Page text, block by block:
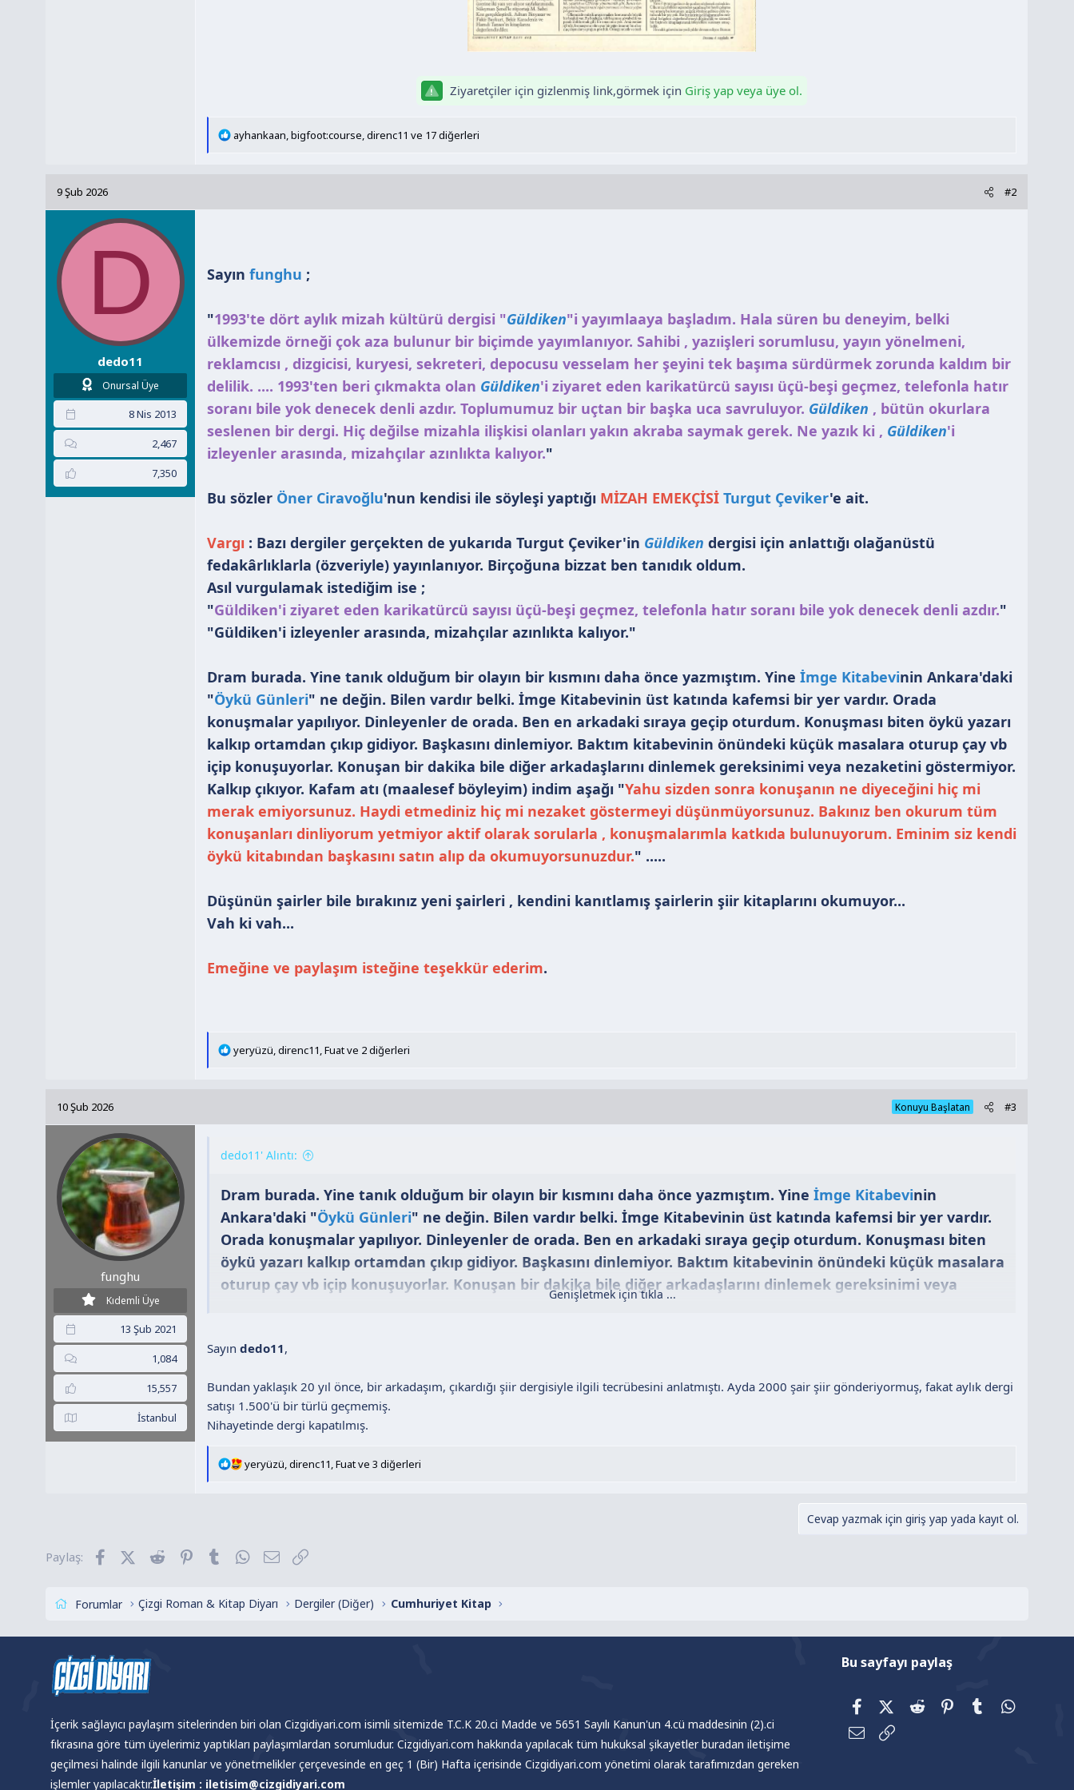
Ziyaretçiler için gizlenmiş link,görmek için Giriş yap veya üye ol.
T
l
ayhankaan,bigfoot:course,direnc11 ve 17 diğerleri
9 Şub 2026 #2
D
dedo11
Onursal Üye
8 Nis 2013
2,467
7,350
Sayınfunghu ;
"1993'te dört aylık mizah kültürü dergisi "Güldiken"i yayımlaaya başladım. Hala süren bu deneyim, belki
ülkemizde örneği çok aza bulunur bir biçimde yayımlanıyor. Sahibi , yazıişleri sorumlusu, yayın yönelmeni,
reklamcısı , dizgicisi, kuryesi, sekreteri, depocusu vesselam her şeyini tek başıma sürdürmek zorunda kaldım bir
delilik. .... 1993'ten beri çıkmakta olan Güldiken'i ziyaret eden karikatürcü sayısı üçü-beşi geçmez, telefonla hatır
soranı bile yok denecek denli azdır. Toplumumuz bir uçtan bir başka uca savruluyor. Güldiken , bütün okurlara
seslenen bir dergi. Hiç değilse mizahla ilişkisi olanları yakın akraba saymak gerek. Ne yazık ki , Güldiken'i
izleyenler arasında, mizahçılar azınlıkta kalıyor."
Bu sözler Öner Ciravoğlu'nun kendisi ile söyleşi yaptığı MİZAH EMEKÇİSİ Turgut Çeviker'e ait.
Vargı : Bazı dergiler gerçekten de yukarıda Turgut Çeviker'in Güldiken dergisi için anlattığı olağanüstü
fedakârlıklarla (özveriyle) yayınlanıyor. Birçoğuna bizzat ben tanıdık oldum.
Asıl vurgulamak istediğim ise ;
"Güldiken'i ziyaret eden karikatürcü sayısı üçü-beşi geçmez, telefonla hatır soranı bile yok denecek denli azdır."
"Güldiken'i izleyenler arasında, mizahçılar azınlıkta kalıyor."
Dram burada. Yine tanık olduğum bir olayın bir kısmını daha önce yazmıştım. Yineİmge Kitabevinin Ankara'daki
"Öykü Günleri" ne değin. Bilen vardır belki. İmge Kitabevinin üst katında kafemsi bir yer vardır. Orada
konuşmalar yapılıyor. Dinleyenler de orada. Ben en arkadaki sıraya geçip oturdum. Konuşması biten öykü yazarı
kalkıp ortamdan çıkıp gidiyor. Başkasını dinlemiyor. Baktım kitabevinin önündeki küçük masalara oturup çay vb
içip konuşuyorlar. Konuşan bir dakika bile diğer arkadaşlarını dinlemek gereksinimi veya nezaketini göstermiyor.
Kalkıp çıkıyor. Kafam atı (maalesef böyleyim) indim aşağı "Yahu sizden sonra konuşanın ne diyeceğini hiç mi
merak emiyorsunuz. Haydi etmediniz hiç mi nezaket göstermeyi düşünmüyorsunuz. Bakınız ben okurum tüm
konuşanları dinliyorum yetmiyor aktif olarak sorularla , konuşmalarımla katkıda bulunuyorum. Eminim siz kendi
öykü kitabından başkasını satın alıp da okumuyorsunuzdur." .....
Düşünün şairler bile bırakınız yeni şairleri , kendini kanıtlamış şairlerin şiir kitaplarını okumuyor...
Vah ki vah...
Emeğine ve paylaşım isteğine teşekkür ederim.
T
l
r
yeryüzü,direnc11,Fuatve 2 diğerleri
10 Şub 2026 Konuyu Başlatan #3
funghu
Kıdemli Üye
13 Şub 2021
1,084
15,557
İstanbul
dedo11' Alıntı:
Dram burada. Yine tanık olduğum bir olayın bir kısmını daha önce yazmıştım. Yineİmge Kitabevinin
Ankara'daki "Öykü Günleri" ne değin. Bilen vardır belki. İmge Kitabevinin üst katında kafemsi bir yer vardır.
Orada konuşmalar yapılıyor. Dinleyenler de orada. Ben en arkadaki sıraya geçip oturdum. Konuşması biten
öykü yazarı kalkıp ortamdan çıkıp gidiyor. Başkasını dinlemiyor. Baktım kitabevinin önündeki küçük masalara
oturup çay vb içip konuşuyorlar. Konuşan bir dakika bile diğer arkadaşlarını dinlemek gereksinimi veya
nezaketini göstermiyor. Kalkıp çıkıyor. Kafam atı (maalesef böyleyim) indim aşağı "
düşünmüyorsunuz. Bakınız ben okurum tüm konuşanları dinliyorum yetmiyor aktif olarak sorularla ,
okumuyorsunuzdur. " .....
Vah ki vah...
Genişletmek için tıkla ...
Sayındedo11,
Bundan yaklaşık 20 yıl önce, bir arkadaşım, çıkardığı şiir dergisiyle ilgili tecrübesini anlatmıştı. Ayda 2000 şair şiir gönderiyormuş, fakat aylık dergi
satışı 1.500'ü bir türlü geçmemiş.
Nihayetinde dergi kapatılmış.
T
e
yeryüzü,direnc11,Fuatve 3 diğerleri
Cevap yazmak için giriş yap yada kayıt ol.
Paylaş: FacebookX (Twitter)
Reddit PinterestTumblrWhatsApp
E-posta
Forumlar Çizgi Roman & Kitap Diyarı Dergiler (Diğer) Cumhuriyet Kitap
İçerik sağlayıcı paylaşım sitelerinden biri olan Cizgidiyari.com isimli sitemizde T.C.K 20.ci Madde ve 5651 Sayılı Kanun'un 4.cü maddesinin (2).ci
fıkrasına göre tüm üyelerimiz yaptıkları paylaşımlardan sorumludur. Cizgidiyari.com hakkında yapılacak tüm hukuksal şikayetler buradan iletişime
geçilmesi halinde ilgili kanunlar ve yönetmelikler çerçevesinde en geç 1 (Bir) Hafta içerisinde Cizgidiyari.com yönetimi olarak tarafımızdan gereken
işlemler yapılacaktır.İletişim : iletisim@cizgidiyari.com
Bu sayfayı paylaş
FacebookX (Twitter)
Reddit Pinterest
Tumblr
E-posta